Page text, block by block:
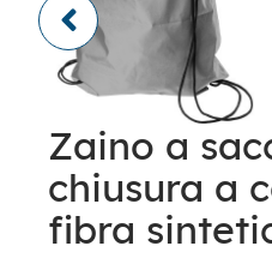
Zaino a
chiusura a
fibra